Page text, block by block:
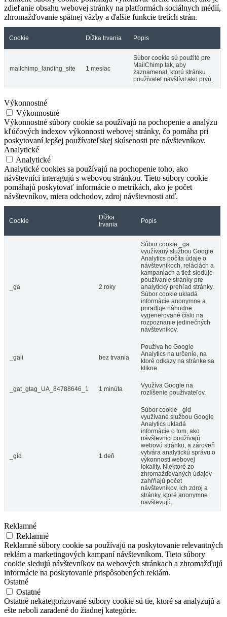
zdieľanie obsahu webovej stránky na platformách sociálnych médií,
zhromažďovanie spätnej väzby a ďalšie funkcie tretích strán.
Cookie Dĺžka trvania Popis
mailchimp_landing_site 1 mesiac
Súbor cookie sú použité pre
MailChimp tak, aby
zaznamenal, ktorú stránku
používateľ navštívil ako prvú.
Výkonnostné
Výkonnostné
Výkonnostné súbory cookie sa používajú na pochopenie a analýzu
kľúčových indexov výkonnosti webovej stránky, čo pomáha pri
poskytovaní lepšej používateľskej skúsenosti pre návštevníkov.
Analytické
Analytické
Analytické cookies sa používajú na pochopenie toho, ako
návštevníci interagujú s webovou stránkou. Tieto súbory cookie
pomáhajú poskytovať informácie o metrikách, ako je počet
návštevníkov, miera odchodov, zdroj návštevnosti atď.
Cookie
Dĺžka
trvania
Popis
_ga 2 roky
Súbor cookie _ga
využívaný službou Google
Analytics počíta údaje o
návštevníkoch, reláciách a
kampaniach a tiež sleduje
používanie stránky pre
analytický prehľad stránky.
Súbor cookie ukladá
informácie anonymne a
priraďuje náhodne
vygenerované číslo na
rozpoznanie jedinečných
návštevníkov.
_gali bez trvania
Používa ho Google
Analytics na určenie, na
ktoré odkazy na stránke sa
klikne.
_gat_gtag_UA_84788646_1 1 minúta
Využíva Google na
rozlíšenie používateľov.
_gid 1 deň
Súbor cookie _gid
využívané službou Google
Analytics ukladá
informácie o tom, ako
návštevníci používajú
webovú stránku, a zároveň
vytvára analytickú správu o
výkonnosti webovej
lokality. Niektoré zo
zhromažďovaných údajov
zahŕňajú počet
návštevníkov, ich zdroj a
stránky, ktoré anonymne
navštevujú.
Reklamné
Reklamné
Reklamné súbory cookie sa používajú na poskytovanie relevantných
reklám a marketingových kampaní návštevníkom. Tieto súbory
cookie sledujú návštevníkov na webových stránkach a zhromažďujú
informácie na poskytovanie prispôsobených reklám.
Ostatné
Ostatné
Ostatné nekategorizované súbory cookie sú tie, ktoré sa analyzujú a
ešte neboli zaradené do žiadnej kategórie.